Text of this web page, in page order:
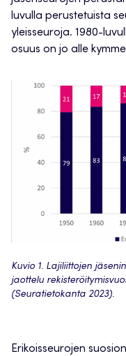
luvulla perustetuista
yleisseuroja. 1980-
osuus on jo alle
Kuvio 1. Lajiliittojen
jaottelu
(Seuratietokanta 2023).
Erikoisseurojen